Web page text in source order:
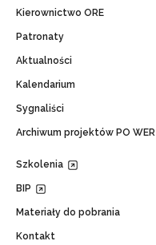
Kierownictwo ORE
Patronaty
Aktualności
Kalendarium
Sygnaliści
Archiwum projektów PO WER
Szkolenia
BIP
Materiały do pobrania
Kontakt